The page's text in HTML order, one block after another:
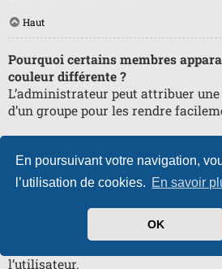
En poursuivant votre navigation,
l’utilisation de cookies. En savoir
OK
Haut
Pourquoi certains membres
couleur différente ?
L’administrateur peut attribuer
d’un groupe pour les rendre
Qu’est-ce qu’un « Groupe par défaut
Si vous êtes membre de plus d’un
est utilisé pour déterminer le rang
affichés par défaut.
de changer votre groupe par
l’utilisateur.